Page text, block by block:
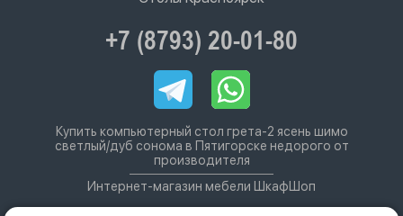
+7 (8793) 20-01-80
Купить компьютерный стол грета-2 ясень шимо
светлый/дуб сонома в Пятигорске недорого от
производителя
Интернет-магазин мебели ШкафШоп